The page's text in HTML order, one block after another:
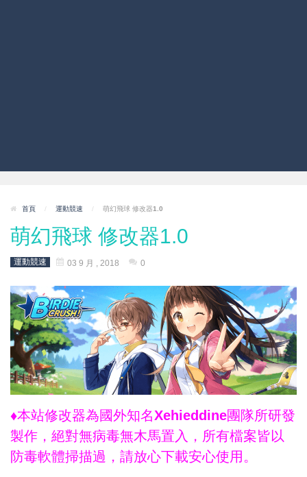
首頁 / 運動競速 / 萌幻飛球 修改器1.0
萌幻飛球 修改器1.0
運動競速 03 9 月 , 2018 0
♦本站修改器為國外知名Xehieddine團隊所研發
製作，絕對無病毒無木馬置入，所有檔案皆以
防毒軟體掃描過，請放心下載安心使用。